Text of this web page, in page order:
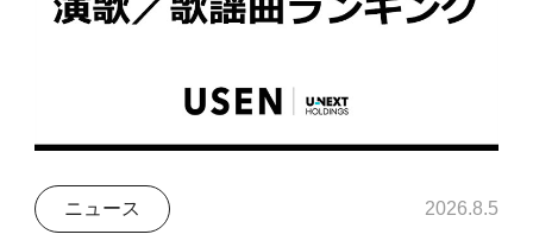
ニュース 2026.8.5